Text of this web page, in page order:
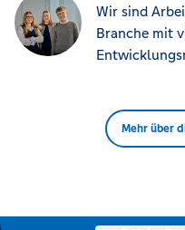
Wir sind
Branche mit
Mehr über